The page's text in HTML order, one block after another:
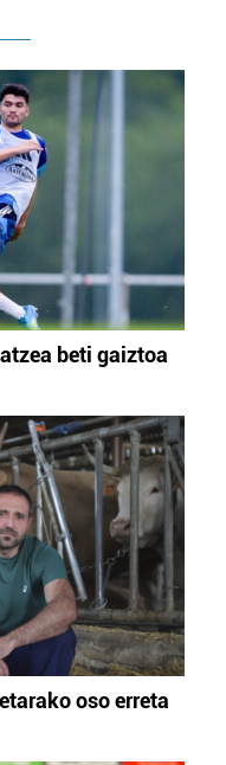
beti gaiztoa
oso erreta